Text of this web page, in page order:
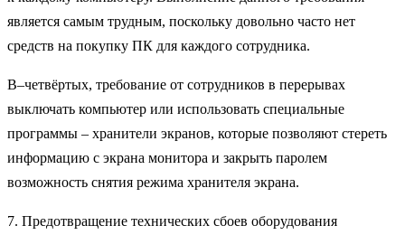
является самым трудным, поскольку довольно часто нет
средств на покупку ПК для каждого сотрудника.
В–четвёртых, требование от сотрудников в перерывах
выключать компьютер или использовать специальные
программы – хранители экранов, которые позволяют стереть
информацию с экрана монитора и закрыть паролем
возможность снятия режима хранителя экрана.
7. Предотвращение технических сбоев оборудования